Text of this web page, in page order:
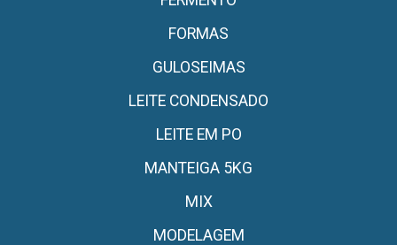
FORMAS
GULOSEIMAS
LEITE CONDENSADO
LEITE EM PO
MANTEIGA 5KG
MIX
MODELAGEM